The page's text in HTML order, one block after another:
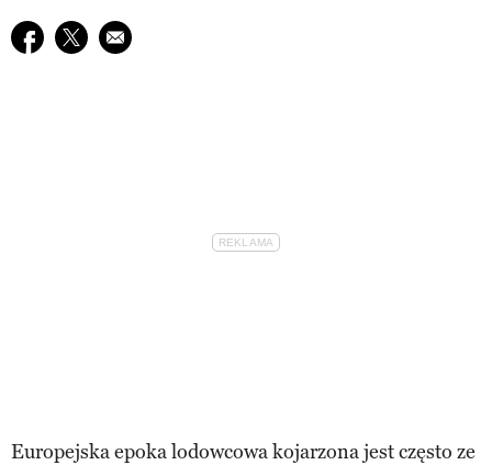
Udostępnij na facebook
Udostępnij na twitter
E-mail do przyjaciela
Europejska epoka lodowcowa kojarzona jest często ze